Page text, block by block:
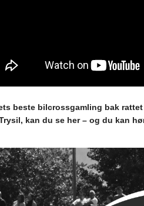
beste bilcrossgamling bak
kan du se her – og du kan